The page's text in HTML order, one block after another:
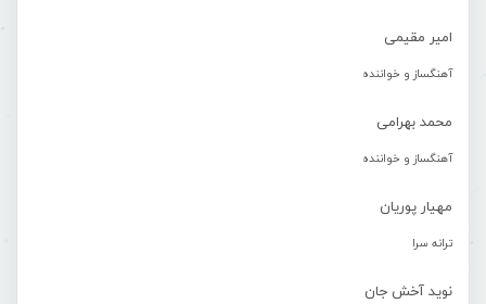
امیر مقیمی
آهنگساز و خواننده
محمد بهرامی
آهنگساز و خواننده
مهیار پوریان
ترانه سرا
نوید آخش جان